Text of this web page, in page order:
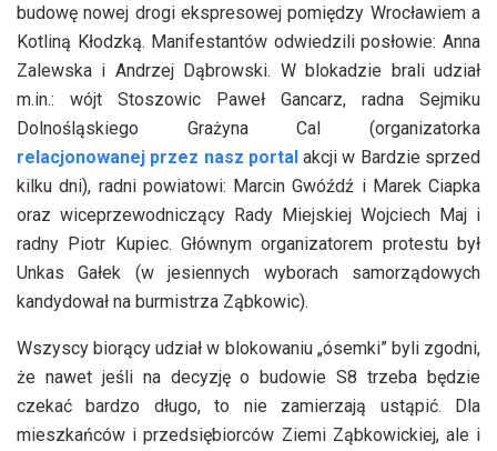
budowę nowej drogi ekspresowej pomiędzy Wrocławiem a
Kotliną Kłodzką. Manifestantów odwiedzili posłowie: Anna
Zalewska i Andrzej Dąbrowski. W blokadzie brali udział
m.in.: wójt Stoszowic Paweł Gancarz, radna Sejmiku
Dolnośląskiego Grażyna Cal (organizatorka
relacjonowanej przez nasz portalakcji w Bardzie sprzed
kilku dni), radni powiatowi: Marcin Gwóźdź i Marek Ciapka
oraz wiceprzewodniczący Rady Miejskiej Wojciech Maj i
radny Piotr Kupiec. Głównym organizatorem protestu był
Unkas Gałek (w jesiennych wyborach samorządowych
kandydował na burmistrza Ząbkowic).
Wszyscy biorący udział w blokowaniu „ósemki” byli zgodni,
że nawet jeśli na decyzję o budowie S8 trzeba będzie
czekać bardzo długo, to nie zamierzają ustąpić. Dla
mieszkańców i przedsiębiorców Ziemi Ząbkowickiej, ale i